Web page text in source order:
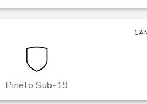
Pineto Sub-19